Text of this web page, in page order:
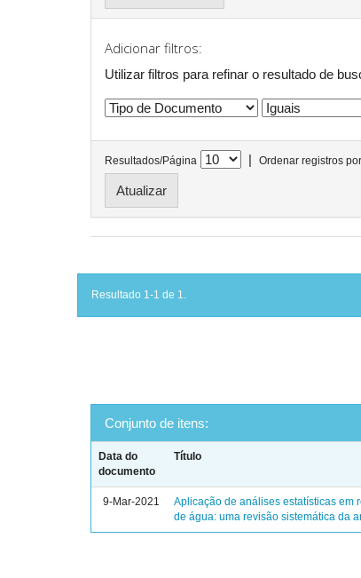
Adicionar filtros:
Utilizar filtros para refinar o resultado de
Resultados/Página | Ordenar registros por
Resultado 1-1 de 1.
Conjunto de itens:
Data do
documento
Título
9-Mar-2021
Aplicação de análises estatísticas em
de água: uma revisão sistemática da